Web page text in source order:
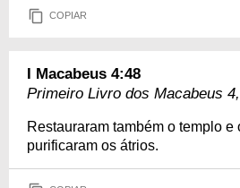
COPIAR
I Macabeus 4:48
Primeiro Livro dos Macabeus
Restauraram também o templo
purificaram os átrios.